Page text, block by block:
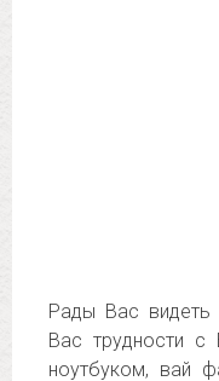
Рады Вас видеть
Вас трудности
ноутбуком, вай